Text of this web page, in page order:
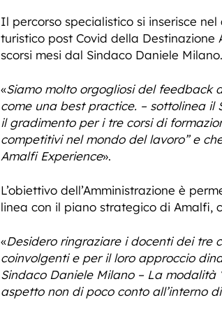
Il percorso specialistico si inserisce
turistico post Covid della Destinazione
scorsi mesi dal Sindaco Daniele Milano.
«Siamo molto orgogliosi del feedback
come una best practice. – sottolinea
il gradimento per i tre corsi di
competitivi nel mondo del lavoro” e
Amalfi Experience».
L’obiettivo dell’Amministrazione è
linea con il piano strategico di Amalfi,
«Desidero ringraziare i docenti dei tre
coinvolgenti e per il loro approccio
Sindaco Daniele Milano – La
aspetto non di poco conto all’interno